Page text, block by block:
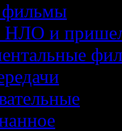
фильмы
НЛО и